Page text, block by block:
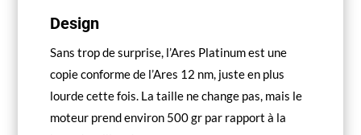
Design
Sans trop de surprise, l’Ares Platinum est une
copie conforme de l’Ares 12 nm, juste en plus
lourde cette fois. La taille ne change pas, mais le
moteur prend environ 500 gr par rapport à la